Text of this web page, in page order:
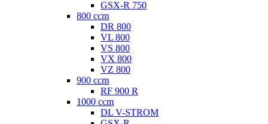
GSX-R 750
800 ccm
DR 800
VL 800
VS 800
VX 800
VZ 800
900 ccm
RF 900 R
1000 ccm
DL V-STROM